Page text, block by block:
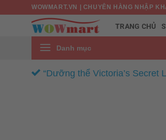
WOWMART.VN | CHUYÊN HÀNG NHẬP
TRANG CHỦ
Danh mục
“Dưỡng thể Victoria’s Secret